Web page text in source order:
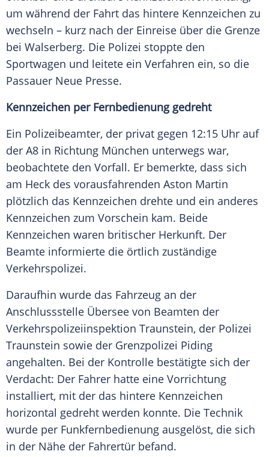
um während der Fahrt das hintere Kennzeichen zu
wechseln – kurz nach der Einreise über die Grenze
bei Walserberg. Die Polizei stoppte den
Sportwagen und leitete ein Verfahren ein, so die
Passauer Neue Presse.
Kennzeichen per Fernbedienunggedreht
Ein Polizeibeamter, der privat gegen 12:15 Uhr auf
der A8 in Richtung München unterwegs war,
beobachtete den Vorfall. Er bemerkte, dass sich
am Heck des vorausfahrenden Aston Martin
plötzlich das Kennzeichen drehte und ein anderes
Kennzeichen zum Vorschein kam. Beide
Kennzeichen waren britischer Herkunft. Der
Beamte informierte die örtlich zuständige
Verkehrspolizei.
Daraufhin wurde das Fahrzeug an der
Anschlussstelle Übersee von Beamten der
Verkehrspolizeiinspektion Traunstein, der Polizei
Traunstein sowie der Grenzpolizei Piding
angehalten. Bei der Kontrolle bestätigte sich der
Verdacht: Der Fahrer hatte eine Vorrichtung
installiert, mit der das hintere Kennzeichen
horizontal gedreht werden konnte. Die Technik
wurde per Funkfernbedienung ausgelöst, die sich
in der Nähe der Fahrertür befand.